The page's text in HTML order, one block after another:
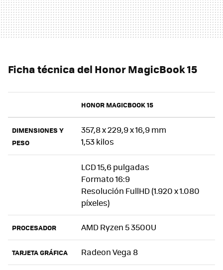
Ficha técnica del Honor MagicBook 15
HONOR MAGICBOOK 15
DIMENSIONES Y
PESO
357,8 x 229,9 x 16,9 mm
1,53 kilos
LCD 15,6 pulgadas
Formato 16:9
Resolución FullHD (1.920 x 1.080
píxeles)
PROCESADOR AMD Ryzen 5 3500U
TARJETA GRÁFICA Radeon Vega 8